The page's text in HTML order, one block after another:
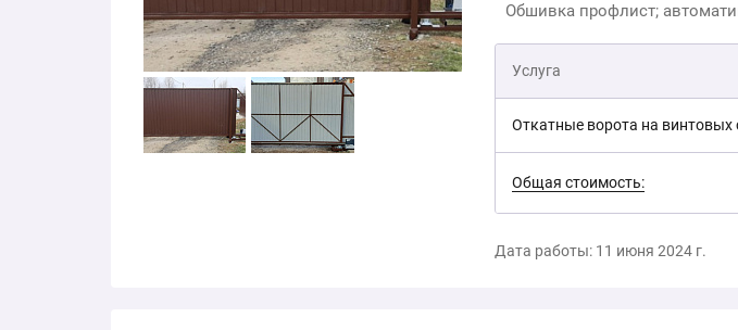
Обшивка профлист;
Услуга
Откатные ворота на винтовых
Общая стоимость:
Дата работы: 11 июня 2024 г.